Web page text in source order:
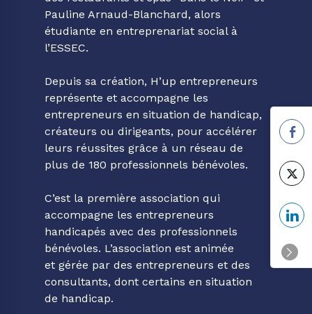
Pauline Arnaud-Blanchard, alors
étudiante en entreprenariat social à
l’ESSEC.
Depuis sa création, H’up entrepreneurs
représente et accompagne les
entrepreneurs en situation de handicap,
créateurs ou dirigeants, pour accélérer
leurs réussites grâce à un réseau de
plus de 180 professionnels bénévoles.
C’est la première association qui
accompagne les entrepreneurs
handicapés avec des professionnels
bénévoles. L’association est animée
et gérée par des entrepreneurs et des
consultants, dont certains en situation
de handicap.